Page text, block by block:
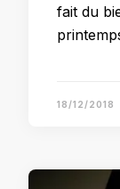
fait du
18/12/2018